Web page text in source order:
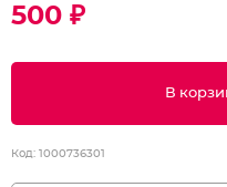
500 ₽
В
Код: 1000736301